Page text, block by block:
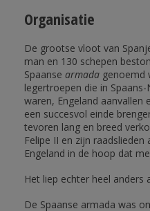
Organisatie
De grootse vloot van
man en 130 schepen
Spaanse armadagenoemd
legertroepen die in
waren, Engeland aanvallen
een succesvol einde
tevoren lang en breed
Felipe II en zijn raadslieden
Engeland in de hoop dat
Het liep echter heel anders
De Spaanse armada was